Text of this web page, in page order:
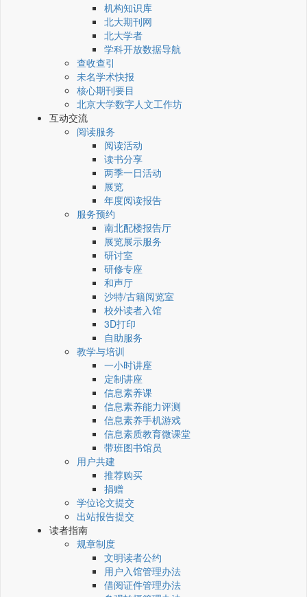
机构知识库
北大期刊网
北大学者
学科开放数据导航
查收查引
未名学术快报
核心期刊要目
北京大学数字人文工作坊
互动交流
阅读服务
阅读活动
读书分享
两季一日活动
展览
年度阅读报告
服务预约
南北配楼报告厅
展览展示服务
研讨室
研修专座
和声厅
沙特/古籍阅览室
校外读者入馆
3D打印
自助服务
教学与培训
一小时讲座
定制讲座
信息素养课
信息素养能力评测
信息素养手机游戏
信息素质教育微课堂
带班图书馆员
用户共建
推荐购买
捐赠
学位论文提交
出站报告提交
读者指南
规章制度
文明读者公约
用户入馆管理办法
借阅证件管理办法